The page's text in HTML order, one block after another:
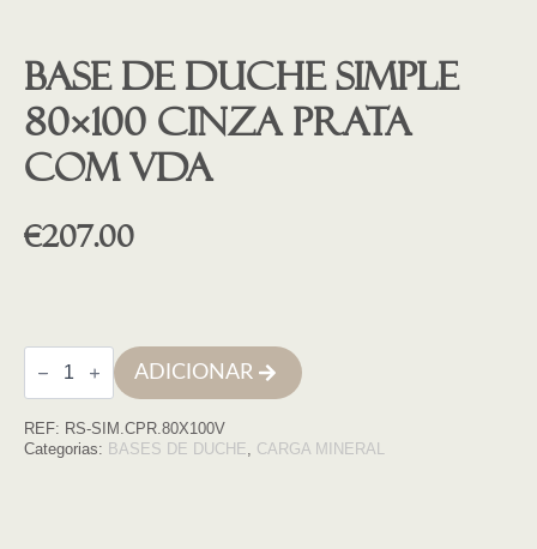
Base de duche SIMPLE
80×100 Cinza Prata
COM VDA
€207.00
Quantidade
de
Base
duche
SIMPLE
ADICIONAR
REF: RS-SIM.CPR.80X100V
Categorias: BASES DE DUCHE, CARGA MINERAL